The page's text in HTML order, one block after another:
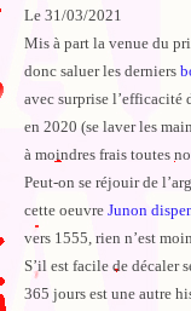
Le 31/03/2021
Mis à part la venue du
donc saluer les derniers
avec surprise l’efficacité
en 2020 (se laver les
à moindres frais toutes
Peut-on se réjouir de
cette oeuvre Junon
vers 1555, rien n’est
S’il est facile de décaler
365 jours est une autre